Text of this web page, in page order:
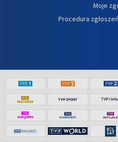
Moje
Procedura